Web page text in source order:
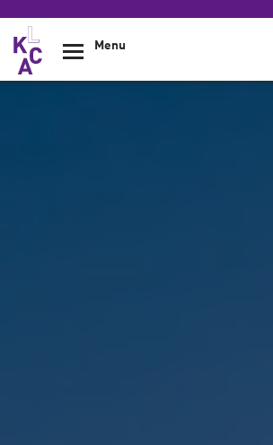
Overslaan en naar de inhoud gaan
Menu